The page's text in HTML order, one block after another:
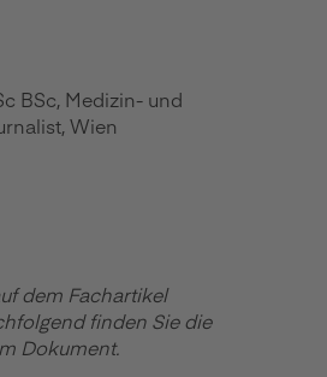
BSc, Medizin- und
Wien
dem Fachartikel
finden Sie die
Dokument.